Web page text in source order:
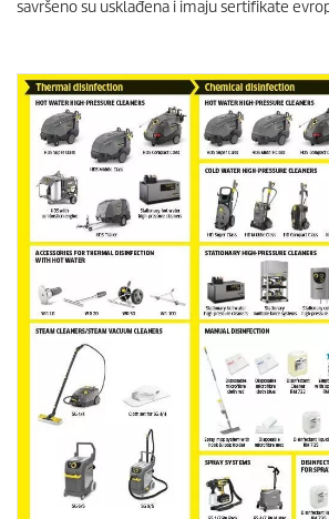
savršeno su usklađena i imaju sertifikate